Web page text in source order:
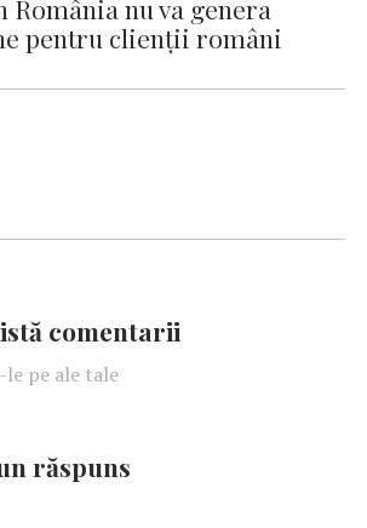
România nu va genera
pentru clienţii români
comentarii
le pe ale tale
răspuns